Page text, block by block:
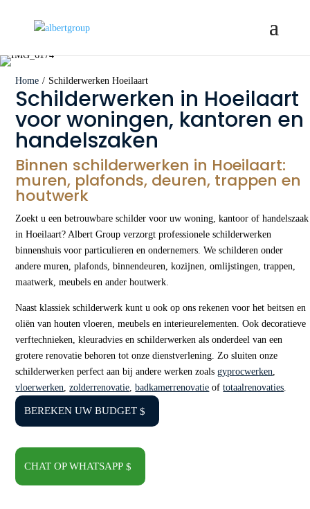
Home / Schilderwerken Hoeilaart
Schilderwerken in Hoeilaart
voor woningen, kantoren en
handelszaken
Binnen schilderwerken in Hoeilaart:
muren, plafonds, deuren, trappen en
houtwerk
Zoekt u een betrouwbare schilder voor uw woning, kantoor of handelszaak
in Hoeilaart? Albert Group verzorgt professionele schilderwerken
binnenshuis voor particulieren en ondernemers. We schilderen onder
andere muren, plafonds, binnendeuren, kozijnen, omlijstingen, trappen,
maatwerk, meubels en ander houtwerk.
Naast klassiek schilderwerk kunt u ook op ons rekenen voor het beitsen en
oliën van houten vloeren, meubels en interieurelementen. Ook decoratieve
verftechnieken, kleuradvies en schilderwerken als onderdeel van een
grotere renovatie behoren tot onze dienstverlening. Zo sluiten onze
schilderwerken perfect aan bij andere werken zoalsgyprocwerken
vloerwerken ,zolderrenovatie ,badkamerrenovatie oftotaalrenovaties
BEREKEN UW BUDGET
CHAT OP WHATSAPP